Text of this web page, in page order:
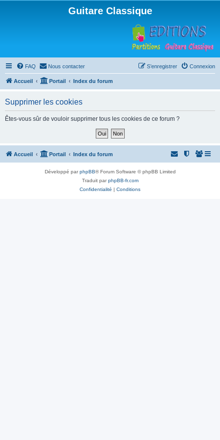
Guitare Classique
FAQ Nous contacter Connexion
S’enregistrer
Accueil Portail Index du forum
Supprimer les cookies
Êtes-vous sûr de vouloir supprimer tous les cookies de ce forum ?
Accueil Portail Index du forum
Développé parphpBB® Forum Software © phpBB Limited
Traduit parphpBB-fr.com
Confidentialité | Conditions